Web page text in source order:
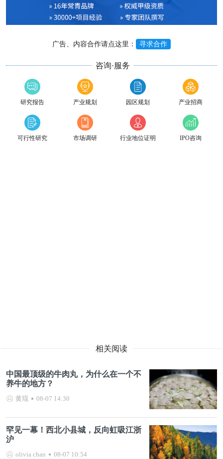
广告、内容合作请点这里： 寻求合作
咨询·服务
研究报告 产业规划 园区规划 产业招商
可行性研究 市场调研 行业地位证明 IPO咨询
相关阅读
中国最顶级的牛肉丸，为什么在一个不
养牛的地方？
黄琨 08-07 14:30
罕见一幕！西北小县城，反向虹吸江浙
沪
olivia chan 08-07 10:54